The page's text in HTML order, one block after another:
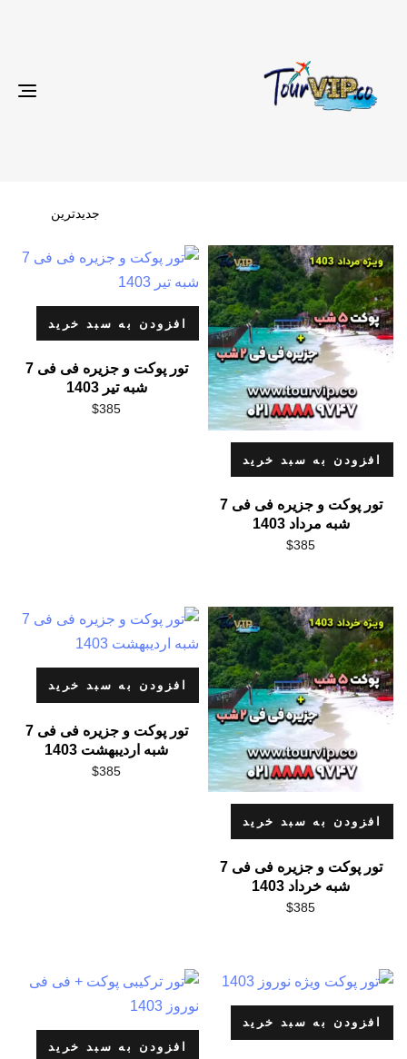
افزودن به سبد خرید
تور پوکت و جزیره فی فی 7
شبه مرداد 1403
$385
افزودن به سبد خرید
تور پوکت و جزیره فی فی 7
شبه تیر 1403
$385
افزودن به سبد خرید
تور پوکت و جزیره فی فی 7
شبه خرداد 1403
$385
افزودن به سبد خرید
تور پوکت و جزیره فی فی 7
شبه اردیبهشت 1403
$385
افزودن به سبد خرید
افزودن به سبد خرید